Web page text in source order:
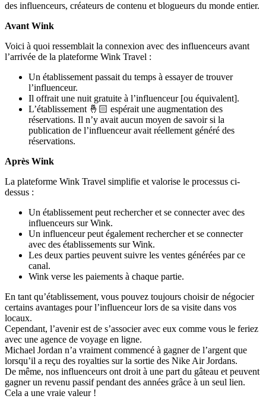
des influenceurs, créateurs de contenu et blogueurs du monde entier.
Avant Wink
Voici à quoi ressemblait la connexion avec des influenceurs avant
l’arrivée de la plateforme Wink Travel :
Un établissement passait du temps à essayer de trouver
l’influenceur.
Il offrait une nuit gratuite à l’influenceur [ou équivalent].
L’établissement 🤞🏻 espérait une augmentation des
réservations. Il n’y avait aucun moyen de savoir si la
publication de l’influenceur avait réellement généré des
réservations.
Après Wink
La plateforme Wink Travel simplifie et valorise le processus ci-
dessus :
Un établissement peut rechercher et se connecter avec des
influenceurs sur Wink.
Un influenceur peut également rechercher et se connecter
avec des établissements sur Wink.
Les deux parties peuvent suivre les ventes générées par ce
canal.
Wink verse les paiements à chaque partie.
En tant qu’établissement, vous pouvez toujours choisir de négocier
certains avantages pour l’influenceur lors de sa visite dans vos
locaux.
Cependant, l’avenir est de s’associer avec eux comme vous le feriez
avec une agence de voyage en ligne.
Michael Jordan n’a vraiment commencé à gagner de l’argent que
lorsqu’il a reçu des royalties sur la sortie des Nike Air Jordans.
De même, nos influenceurs ont droit à une part du gâteau et peuvent
gagner un revenu passif pendant des années grâce à un seul lien.
Cela a une vraie valeur !